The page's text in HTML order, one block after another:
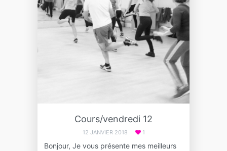
Cours/vendredi 12
12 JANVIER 2018 1
Bonjour, Je vous présente mes meilleurs